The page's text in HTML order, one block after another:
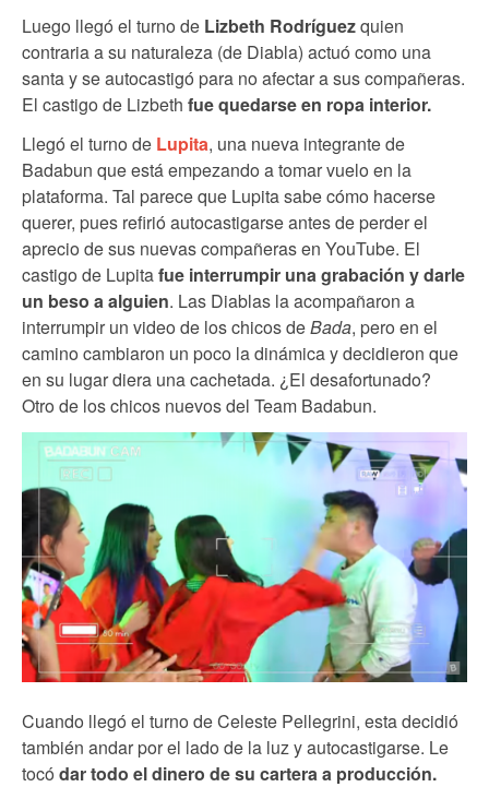
Luego llegó el turno de Lizbeth Rodríguezquien
contraria a su naturaleza (de Diabla) actuó como una
santa y se autocastigó para no afectar a sus compañeras.
El castigo de Lizbeth fue quedarse en ropa interior.
Llegó el turno de Lupita, una nueva integrante de
Badabun que está empezando a tomar vuelo en la
plataforma. Tal parece que Lupita sabe cómo hacerse
querer, pues refirió autocastigarse antes de perder el
aprecio de sus nuevas compañeras en YouTube. El
castigo de Lupitafue interrumpir una grabación y darle
un beso a alguien. Las Diablas la acompañaron a
interrumpir un video de los chicos deBada, pero en el
camino cambiaron un poco la dinámica y decidieron que
en su lugar diera una cachetada. ¿El desafortunado?
Otro de los chicos nuevos del Team Badabun.
Cuando llegó el turno de Celeste Pellegrini, esta decidió
también andar por el lado de la luz y autocastigarse. Le
tocó dar todo el dinero de su cartera a producción.